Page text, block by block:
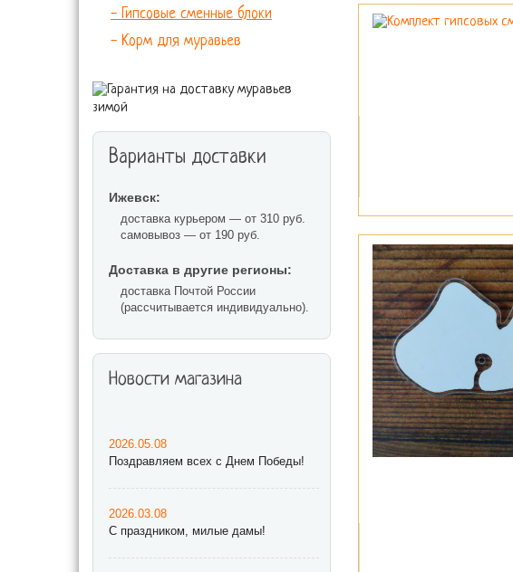
- Гипсовые сменные блоки
- Корм для муравьев
Варианты доставки
Ижевск:
доставка курьером — от 310 руб.
самовывоз — от 190 руб.
Доставка в другие регионы:
доставка Почтой России
(рассчитывается индивидуально).
Новости магазина
2026.05.08
Поздравляем всех с Днем Победы!
2026.03.08
С праздником, милые дамы!